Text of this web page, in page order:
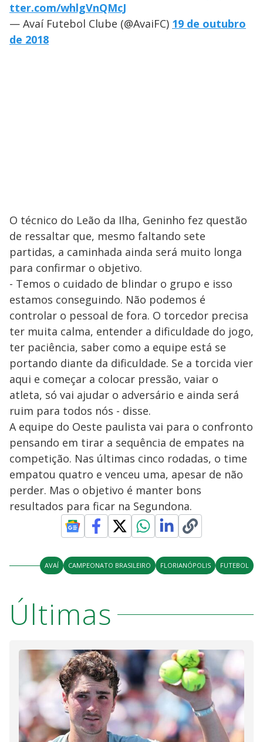
tter.com/whlgVnQMcJ
— Avaí Futebol Clube (@AvaiFC) 19 de outubro
de 2018
O técnico do Leão da Ilha, Geninho fez questão
de ressaltar que, mesmo faltando sete
partidas, a caminhada ainda será muito longa
para confirmar o objetivo.
- Temos o cuidado de blindar o grupo e isso
estamos conseguindo. Não podemos é
controlar o pessoal de fora. O torcedor precisa
ter muita calma, entender a dificuldade do jogo,
ter paciência, saber como a equipe está se
portando diante da dificuldade. Se a torcida vier
aqui e começar a colocar pressão, vaiar o
atleta, só vai ajudar o adversário e ainda será
ruim para todos nós - disse.
A equipe do Oeste paulista vai para o confronto
pensando em tirar a sequência de empates na
competição. Nas últimas cinco rodadas, o time
empatou quatro e venceu uma, apesar de não
perder. Mas o objetivo é manter bons
resultados para ficar na Segundona.
AVAÍ CAMPEONATO BRASILEIRO FLORIANÓPOLIS FUTEBOL
Últimas